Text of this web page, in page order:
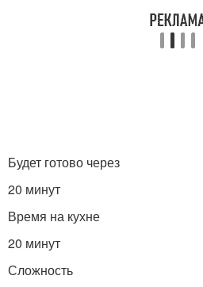
Будет готово через
20 минут
Время на кухне
20 минут
Сложность